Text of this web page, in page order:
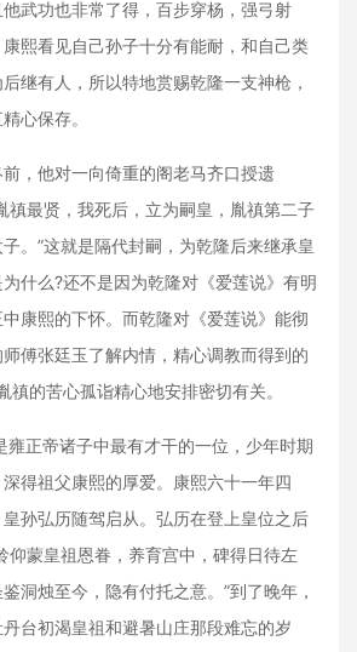
武功也非常了得，百步穿杨，强弓射
熙看见自己孙子十分有能耐，和自己类
继有人，所以特地赏赐乾隆一支神枪，
心保存。
他对一向倚重的阁老马齐口授遗
禛最贤，我死后，立为嗣皇，胤禛第二子
。”这就是隔代封嗣，为乾隆后来继承皇
什么?还不是因为乾隆对《爱莲说》有明
康熙的下怀。而乾隆对《爱莲说》能彻
傅张廷玉了解内情，精心调教而得到的
禛的苦心孤诣精心地安排密切有关。
正帝诸子中最有才干的一位，少年时期
得祖父康熙的厚爱。康熙六十一年四
孙弘历随驾启从。弘历在登上皇位之后
仰蒙皇祖恩眷，养育宫中，碑得日待左
洞烛至今，隐有付托之意。”到了晚年，
台初渴皇祖和避暑山庄那段难忘的岁